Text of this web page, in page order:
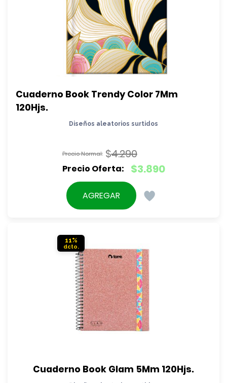
Cuaderno Book Trendy Color 7Mm
120Hjs.
Diseños aleatorios surtidos
$4.290
El
precio
original
$3.890
El
precio
actual
AGREGAR
11%
Cuaderno Book Glam 5Mm 120Hjs.